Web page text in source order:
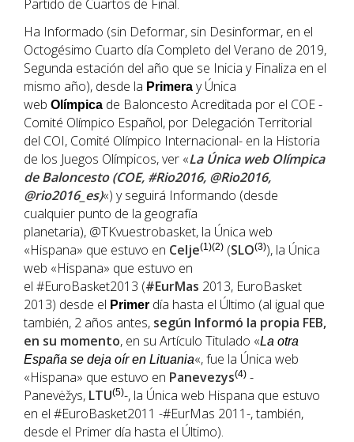
Partido de Cuartos de Final.
Ha Informado (sin Deformar, sin Desinformar, en el
Octogésimo Cuarto día Completo del Verano de 2019,
Segunda estación del año que se Inicia y Finaliza en el
mismo año), desde la Primera y Única
web Olímpica de Baloncesto Acreditada por el COE -
Comité Olímpico Español, por Delegación Territorial
del COI, Comité Olímpico Internacional- en la Historia
de los Juegos Olímpicos, ver «La Única web Olímpica
de Baloncesto (COE, #Rio2016, @Rio2016,
@rio2016_es)«) y seguirá Informando (desde
cualquier punto de la geografía
planetaria), @TKvuestrobasket, la Única web
«Hispana» que estuvo en Celje(1)(2) (SLO(3)), la Única
web «Hispana» que estuvo en
el #EuroBasket2013 (#EurMas 2013, EuroBasket
2013) desde el Primer día hasta el Último (al igual que
también, 2 años antes, según Informó la propia FEB,
en su momento, en su Artículo Titulado «La otra
España se deja oír en Lituania«, fue la Única web
«Hispana» que estuvo en Panevezys(4) -
Panevėžys, LTU(5)-, la Única web Hispana que estuvo
en el #EuroBasket2011 -#EurMas 2011-, también,
desde el Primer día hasta el Último).